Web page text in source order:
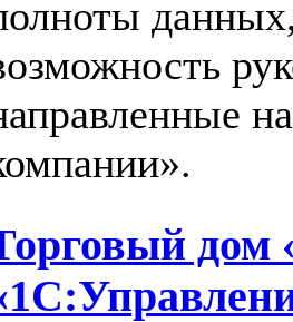
дом